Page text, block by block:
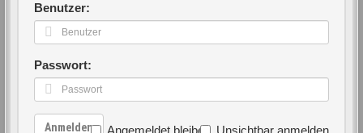
Benutzer:
Passwort:
Angemeldet bleiben Unsichtbar anmelden
Anmelden